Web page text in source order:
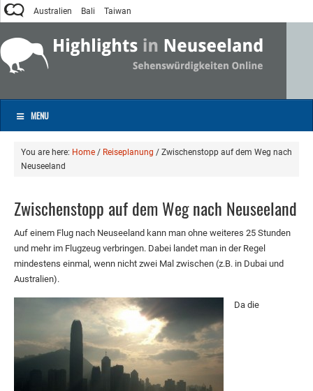
Australien Bali Taiwan
MENU
You are here: Home / Reiseplanung / Zwischenstopp auf dem Weg nach
Neuseeland
Zwischenstopp auf dem Weg nach Neuseeland
Auf einem Flug nach Neuseeland kann man ohne weiteres 25 Stunden
und mehr im Flugzeug verbringen. Dabei landet man in der Regel
mindestens einmal, wenn nicht zwei Mal zwischen (z.B. in Dubai und
Australien).
Da die